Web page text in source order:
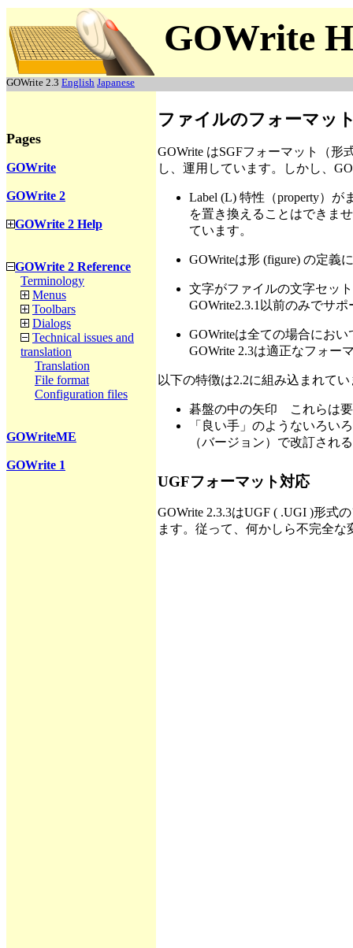
GOWrite
GOWrite 2.3 English Japanese
ファイルのフォーマッ
GOWrite はSGFフォーマット（形
し、運用しています。しかし、
Label (L) 特性（property）
を置き換えることはできま
ています。
GOWriteは形 (figure) の定義
文字がファイルの文字セッ
GOWrite2.3.1以前のみでサ
GOWriteは全ての場合にお
GOWrite 2.3は適正なフォー
以下の特徴は2.2に組み込まれて
碁盤の中の矢印 これらは
「良い手」のようないろい
（バージョン）で改訂され
UGFフォーマット対応
GOWrite 2.3.3はUGF ( .UGI )形式
ます。従って、何かしら不完全
Pages
GOWrite
GOWrite 2
GOWrite 2 Help
GOWrite 2 Reference
Terminology
Menus
Toolbars
Dialogs
Technical issues and
translation
Translation
File format
Configuration files
GOWriteME
GOWrite 1